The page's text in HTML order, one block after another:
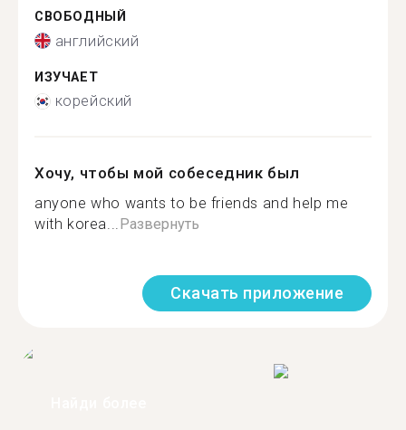
СВОБОДНЫЙ
английский
ИЗУЧАЕТ
корейский
Хочу, чтобы мой собеседник был
anyone who wants to be friends and help me
with korea...Развернуть
Скачать приложение